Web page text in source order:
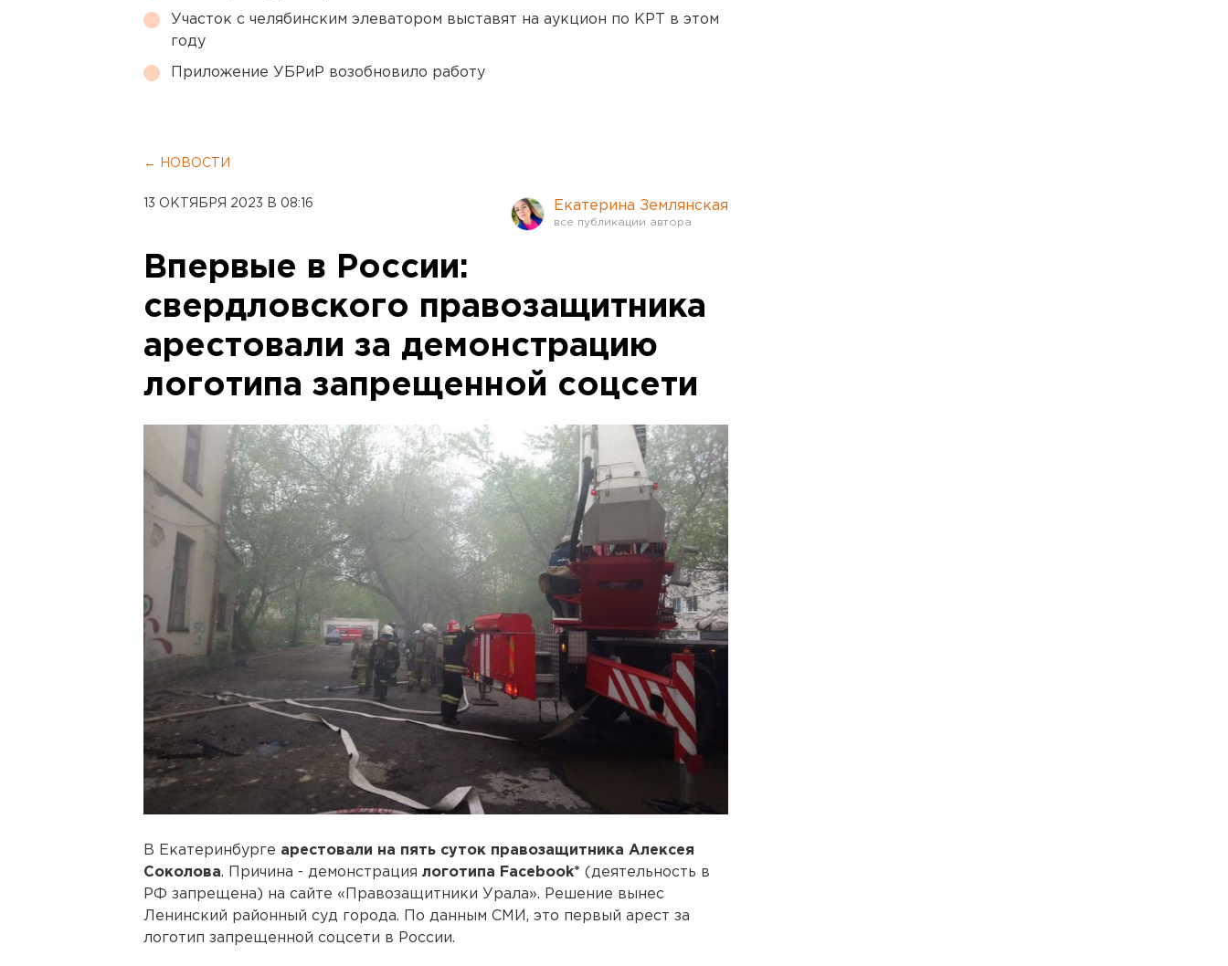
Участок с челябинским элеватором выставят на аукцион по КРТ в этом
году
Приложение УБРиР возобновило работу
← НОВОСТИ
13 ОКТЯБРЯ 2023 В 08:16 Екатерина Землянская
Впервые в России:
свердловского правозащитника
арестовали за демонстрацию
логотипа запрещенной соцсети
В Екатеринбурге арестовали на пять суток правозащитника Алексея
Соколова. Причина - демонстрация логотипа Facebook* (деятельность в
РФ запрещена) на сайте «Правозащитники Урала». Решение вынес
Ленинский районный суд города. По данным СМИ, это первый арест за
логотип запрещенной соцсети в России.